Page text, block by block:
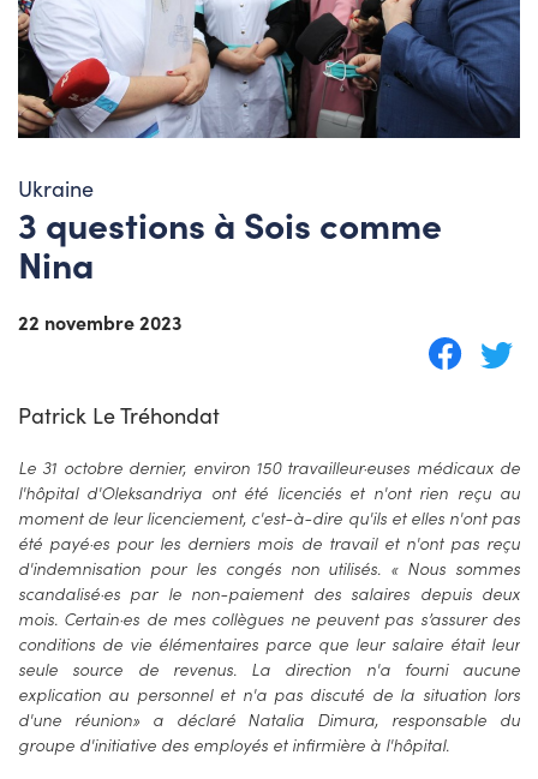
Ukraine
3 questions à Sois comme
Nina
22 novembre 2023
Patrick Le Tréhondat
Le 31 octobre dernier, environ 150 travailleur·euses médicaux de
l'hôpital d'Oleksandriya ont été licenciés et n'ont rien reçu au
moment de leur licenciement, c'est-à-dire qu'ils et elles n'ont pas
été payé·es pour les derniers mois de travail et n'ont pas reçu
d'indemnisation pour les congés non utilisés. « Nous sommes
scandalisé·es par le non-paiement des salaires depuis deux
mois. Certain·es de mes collègues ne peuvent pas s’assurer des
conditions de vie élémentaires parce que leur salaire était leur
seule source de revenus. La direction n'a fourni aucune
explication au personnel et n'a pas discuté de la situation lors
d'une réunion» a déclaré Natalia Dimura, responsable du
groupe d'initiative des employés et infirmière à l'hôpital.